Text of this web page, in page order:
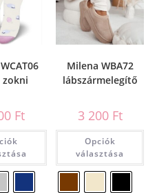
zokni
Ft
Milena WBA72
lábszármelegítő
3 200 Ft
Opciók
választása